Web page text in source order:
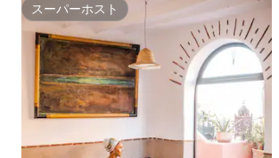
スーパーホスト
スーパーホスト